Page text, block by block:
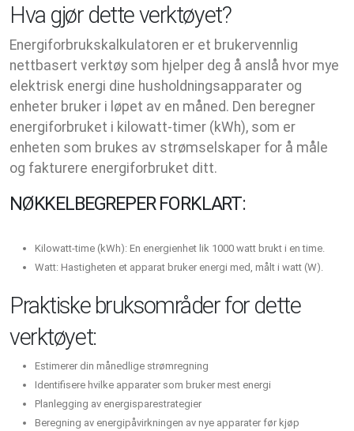
Hva gjør dette verktøyet?
Energiforbrukskalkulatoren er et brukervennlig
nettbasert verktøy som hjelper deg å anslå hvor mye
elektrisk energi dine husholdningsapparater og
enheter bruker i løpet av en måned. Den beregner
energiforbruket i kilowatt-timer (kWh), som er
enheten som brukes av strømselskaper for å måle
og fakturere energiforbruket ditt.
NØKKELBEGREPER FORKLART:
Kilowatt-time (kWh): En energienhet lik 1000 watt brukt i en time.
Watt: Hastigheten et apparat bruker energi med, målt i watt (W).
Praktiske bruksområder for dette
verktøyet:
Estimerer din månedlige strømregning
Identifisere hvilke apparater som bruker mest energi
Planlegging av energisparestrategier
Beregning av energipåvirkningen av nye apparater før kjøp